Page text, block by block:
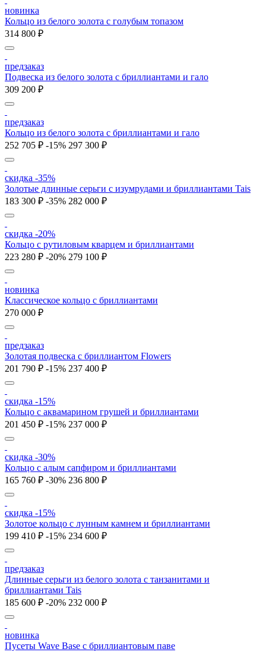
новинка
Кольцо из белого золота с голубым топазом
314 800 ₽
предзаказ
Подвеска из белого золота с бриллиантами и гало
309 200 ₽
предзаказ
Кольцо из белого золота с бриллиантами и гало
252 705 ₽ -15% 297 300 ₽
скидка -35%
Золотые длинные серьги с изумрудами и бриллиантами Tais
183 300 ₽ -35% 282 000 ₽
скидка -20%
Кольцо с рутиловым кварцем и бриллиантами
223 280 ₽ -20% 279 100 ₽
новинка
Классическое кольцо с бриллиантами
270 000 ₽
предзаказ
Золотая подвеска с бриллиантом Flowers
201 790 ₽ -15% 237 400 ₽
скидка -15%
Кольцо с аквамарином грушей и бриллиантами
201 450 ₽ -15% 237 000 ₽
скидка -30%
Кольцо с алым сапфиром и бриллиантами
165 760 ₽ -30% 236 800 ₽
скидка -15%
Золотое кольцо с лунным камнем и бриллиантами
199 410 ₽ -15% 234 600 ₽
предзаказ
Длинные серьги из белого золота с танзанитами и
бриллиантами Tais
185 600 ₽ -20% 232 000 ₽
новинка
Пусеты Wave Base с бриллиантовым паве